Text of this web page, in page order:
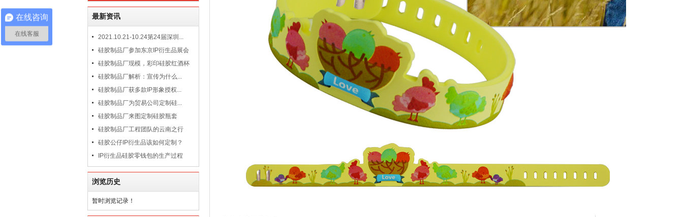
最新资讯
2021.10.21-10.24第24届深圳...
硅胶制品厂参加东京IP衍生品展会
硅胶制品厂现模，彩印硅胶红酒杯
硅胶制品厂解析：宣传为什么...
硅胶制品厂获多款IP形象授权...
硅胶制品厂为贸易公司定制硅...
硅胶制品厂来图定制硅胶瓶套
硅胶制品厂工程团队的云南之行
硅胶公仔IP衍生品该如何定制？
IP衍生品硅胶零钱包的生产过程
浏览历史
暂时浏览记录！
在线咨询
在线客服